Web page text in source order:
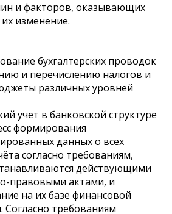
и факторов, оказывающих
изменение.
бухгалтерских проводок
и перечислению налогов и
различных уровней
учет в банковской структуре
формирования
данных о всех
согласно требованиям,
действующими
правовыми актами, и
на их базе финансовой
Согласно требованиям